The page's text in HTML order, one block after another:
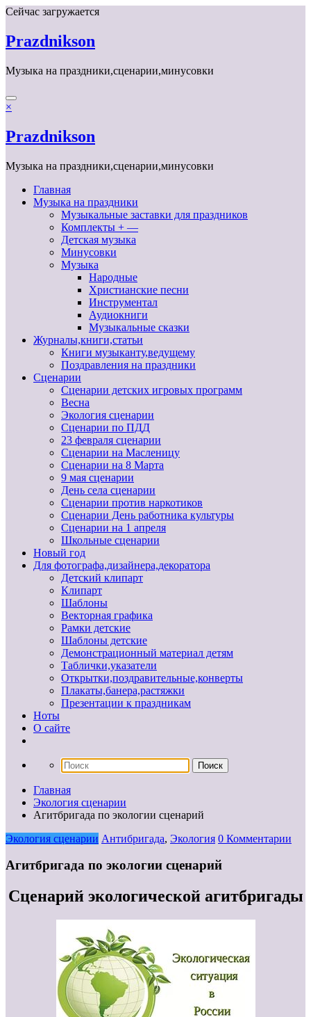
Перейти
содержимому
Сейчас загружается
Prazdnikson
Музыка на праздники,сценарии,минусовки
×
Prazdnikson
Музыка на праздники,сценарии,минусовки
Главная
Музыка на праздники
Музыкальные заставки для праздников
Комплекты + —
Детская музыка
Минусовки
Музыка
Народные
Христианские песни
Инструментал
Аудиокниги
Музыкальные сказки
Журналы,книги,статьи
Книги музыканту,ведущему
Поздравления на праздники
Сценарии
Сценарии детских игровых программ
Весна
Экология сценарии
Сценарии по ПДД
23 февраля сценарии
Сценарии на Масленицу
Сценарии на 8 Марта
9 мая сценарии
День села сценарии
Сценарии против наркотиков
Сценарии День работника культуры
Сценарии на 1 апреля
Школьные сценарии
Новый год
Для фотографа,дизайнера,декоратора
Детский клипарт
Клипарт
Шаблоны
Векторная графика
Рамки детские
Шаблоны детские
Демонстрационный материал детям
Таблички,указатели
Открытки,поздравительные,конверты
Плакаты,банера,растяжки
Презентации к праздникам
Ноты
О сайте
Главная
Экология сценарии
Агитбригада по экологии сценарий
Экология сценарии Антибригада, Экология 0 Комментарии
Агитбригада по экологии сценарий
Сценарий экологической агитбригады